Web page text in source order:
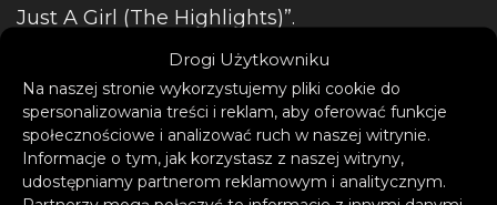
Drogi Użytkowniku
Na naszej stronie wykorzystujemy pliki cookie do
spersonalizowania treści i reklam, aby oferować funkcje
społecznościowe i analizować ruch w naszej witrynie.
Informacje o tym, jak korzystasz z naszej witryny,
udostępniamy partnerom reklamowym i analitycznym.
Just A Girl (The Highlights)”.